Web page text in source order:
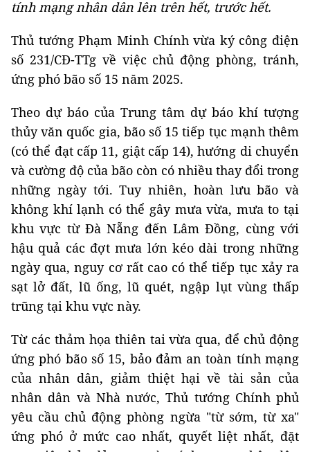
tính mạng nhân dân lên trên hết, trước hết.
Thủ tướng Phạm Minh Chính vừa ký công điện
số 231/CĐ-TTg về việc chủ động phòng, tránh,
ứng phó bão số 15 năm 2025.
Theo dự báo của Trung tâm dự báo khí tượng
thủy văn quốc gia, bão số 15 tiếp tục mạnh thêm
(có thể đạt cấp 11, giật cấp 14), hướng di chuyển
và cường độ của bão còn có nhiều thay đổi trong
những ngày tới. Tuy nhiên, hoàn lưu bão và
không khí lạnh có thể gây mưa vừa, mưa to tại
khu vực từ Đà Nẵng đến Lâm Đồng, cùng với
hậu quả các đợt mưa lớn kéo dài trong những
ngày qua, nguy cơ rất cao có thể tiếp tục xảy ra
sạt lở đất, lũ ống, lũ quét, ngập lụt vùng thấp
trũng tại khu vực này.
Từ các thảm họa thiên tai vừa qua, để chủ động
ứng phó bão số 15, bảo đảm an toàn tính mạng
của nhân dân, giảm thiệt hại về tài sản của
nhân dân và Nhà nước, Thủ tướng Chính phủ
yêu cầu chủ động phòng ngừa "từ sớm, từ xa"
ứng phó ở mức cao nhất, quyết liệt nhất, đặt